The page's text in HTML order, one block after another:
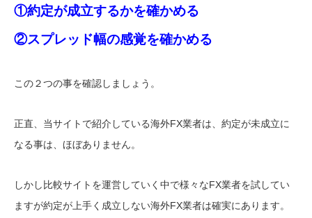
①約定が成立するかを確かめる
②スプレッド幅の感覚を確かめる
この２つの事を確認しましょう。
正直、当サイトで紹介している海外FX業者は、約定が未成立に
なる事は、ほぼありません。
しかし比較サイトを運営していく中で様々なFX業者を試してい
ますが約定が上手く成立しない海外FX業者は確実にあります。